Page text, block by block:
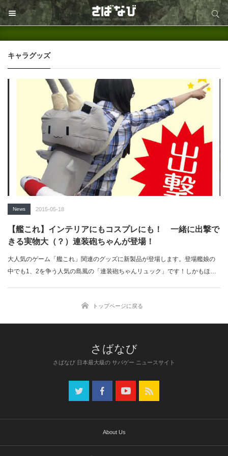
サイト内検索
キャラグッズ
News 2015-05-18
【艦これ】インテリアにもコスプレにも！ 一緒に出撃で
きる実物大（？）連装砲ちゃんが登場！
大人気のゲーム「艦これ」関連のグッズに新製品が登場します。登場艦娘の
中でも1、2を争う人気の島風の「連装砲ちゃんリュック」です！しかもほ
トップページに戻る
さばなび 日本最大級の サバゲー ニュースサイト
About Us
サイト内検索